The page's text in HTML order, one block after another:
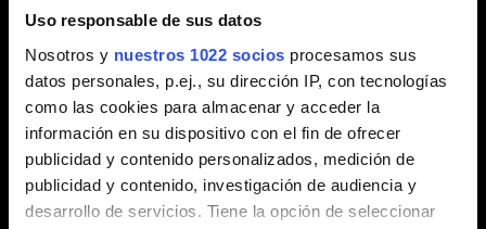
Uso responsable de sus datos
Nosotros y nuestros 1022 socios procesamos sus
datos personales, p.ej., su dirección IP, con tecnologías
como las cookies para almacenar y acceder la
información en su dispositivo con el fin de ofrecer
publicidad y contenido personalizados, medición de
publicidad y contenido, investigación de audiencia y
desarrollo de servicios. Tiene la opción de seleccionar
información:
Pasos para reproducir el problema.
Vídeo o captura de pantalla del problema (adjunto o
por enlace).
Tu archivo de guardado, a ser posible uno justo antes
del problema y otro justo después.